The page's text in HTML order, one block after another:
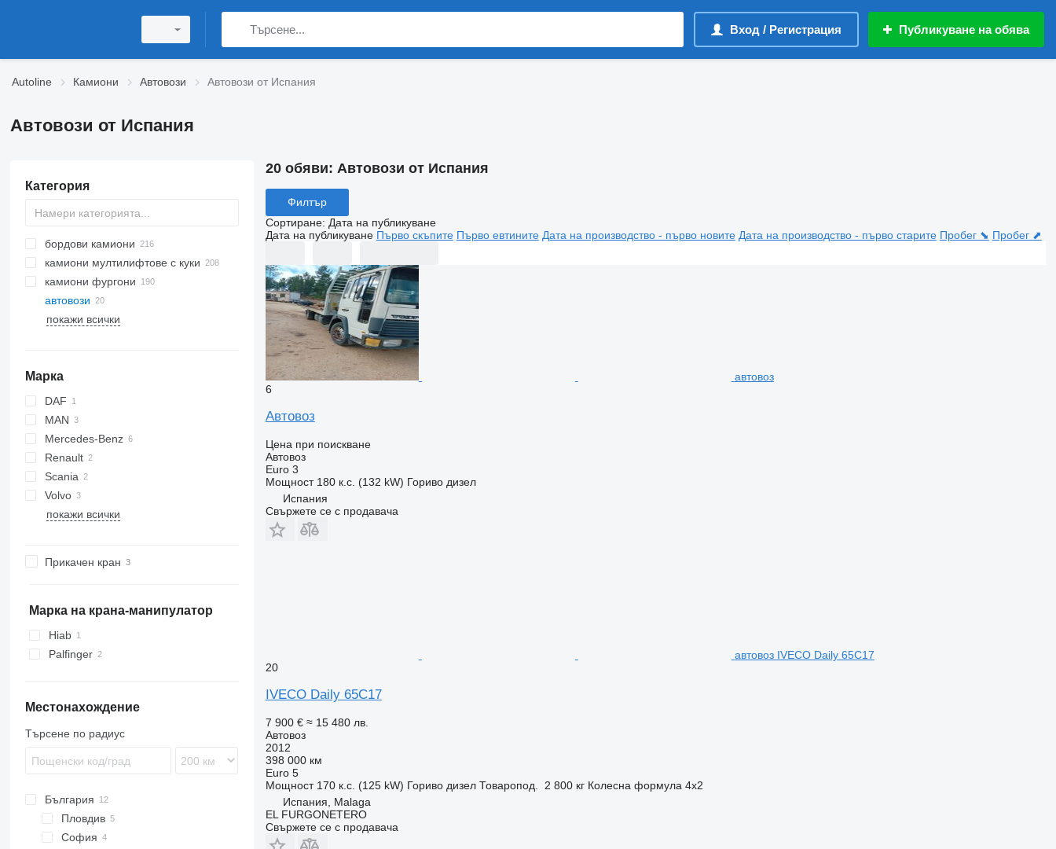
Вход / Регистрация Публикуване на обява
Autoline Камиони Автовози Автовози от Испания
Автовози от Испания
Категория
бордови камиони
камиони мултилифтове с куки
камиони фургони
автовози
покажи всички
Марка
DAF
CF
Daily
MAN
TGA
TGS
TGX
Mercedes-Benz
Actros
Antos
Atleon
Renault
Premium
Scania
Volvo
FH
покажи всички
Прикачен кран
Марка на крана-манипулатор
Hiab
Palfinger
Местонахождение
Търсене по радиус
България
Пловдив
София
20 обяви: Автовози от Испания
Филтър
Сортиране: Дата на публикуване
Дата на публикуване Първо скъпите Първо евтините Дата на производство - първо новите Дата на производство - първо старите Пробег ⬊ Пробег ⬈
автовоз
6
Автовоз
Цена при поискване
Автовоз
Euro 3
Мощност 180 к.с. (132 kW) Гориво дизел
Испания
Свържете се с продавача
автовоз IVECO Daily 65C17
20
IVECO Daily 65C17
7 900 € ≈ 15 480 лв.
Автовоз
2012
398 000 км
Euro 5
Мощност 170 к.с. (125 kW) Гориво дизел Товаропод. 2 800 кг Колесна формула 4x2
Испания, Malaga
EL FURGONETERO
Свържете се с продавача